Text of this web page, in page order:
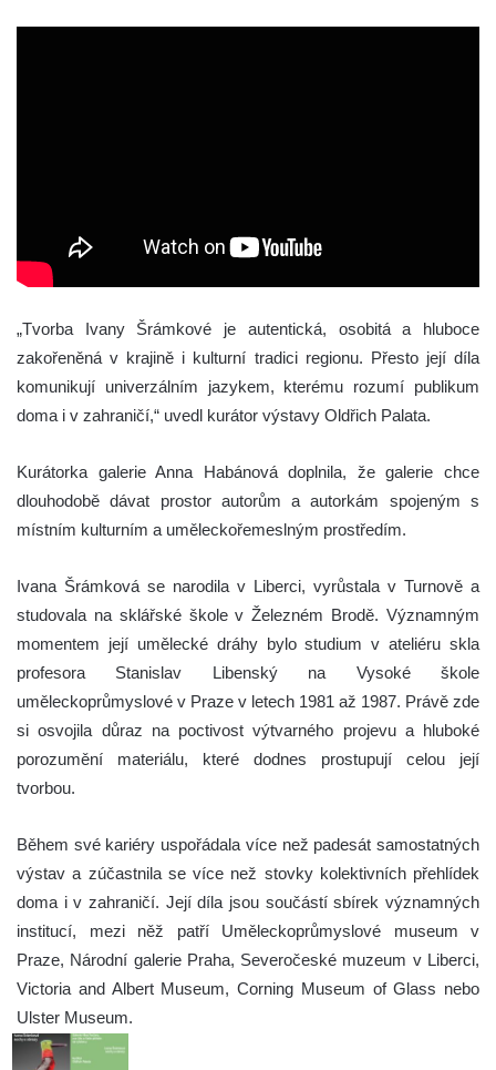
„Tvorba Ivany Šrámkové je autentická, osobitá a hluboce
zakořeněná v krajině i kulturní tradici regionu. Přesto její díla
komunikují univerzálním jazykem, kterému rozumí publikum
doma i v zahraničí,“ uvedl kurátor výstavy Oldřich Palata.
Kurátorka galerieAnna Habánovádoplnila, že galerie chce
dlouhodobě dávat prostor autorům a autorkám spojeným s
místním kulturním a uměleckořemeslným prostředím.
Ivana Šrámková se narodila v Liberci, vyrůstala v Turnově a
studovala na sklářské škole v Železném Brodě. Významným
momentem její umělecké dráhy bylo studium v ateliéru skla
profesora Stanislav Libenskýna Vysoké škole
uměleckoprůmyslové v Praze v letech 1981 až 1987. Právě zde
si osvojila důraz na poctivost výtvarného projevu a hluboké
porozumění materiálu, které dodnes prostupují celou její
tvorbou.
Během své kariéry uspořádala více než padesát samostatných
výstav a zúčastnila se více než stovky kolektivních přehlídek
doma i v zahraničí. Její díla jsou součástí sbírek významných
institucí, mezi něž patří Uměleckoprůmyslové museum v
Praze, Národní galerie Praha, Severočeské muzeum v Liberci,
Victoria and Albert Museum, Corning Museum of Glass nebo
Ulster Museum.